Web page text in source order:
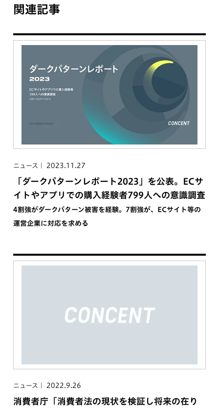
関連記事
ニュース 2023.11.27
「ダークパターンレポート2023」を公表。ECサ
イトやアプリでの購入経験者799人への意識調査
4割強がダークパターン被害を経験。7割強が、ECサイト等の
運営企業に対応を求める
ニュース 2022.9.26
消費者庁「消費者法の現状を検証し将来の在り